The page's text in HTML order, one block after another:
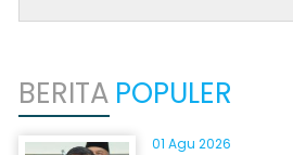
BERITA POPULER
01 Agu 2026